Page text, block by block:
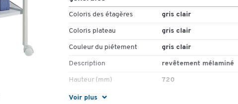
Voir plus
Coloris des étagères gris clair
Coloris plateau gris clair
Couleur du piétement gris clair
Description revêtement mélaminé
Hauteur (mm) 720
Label écologique